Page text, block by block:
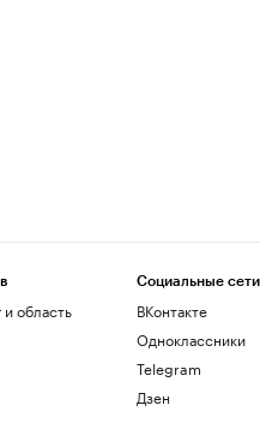
область
Социальные сети
ВКонтакте
Одноклассники
Telegram
Дзен